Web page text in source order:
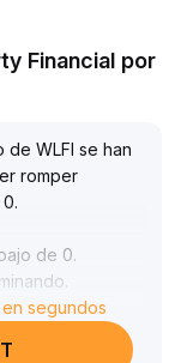
Financial por
WLFI se han
romper
0.
de 0.
de 2.
presión
segundos